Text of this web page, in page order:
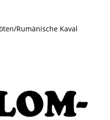
Rumänische Kaval